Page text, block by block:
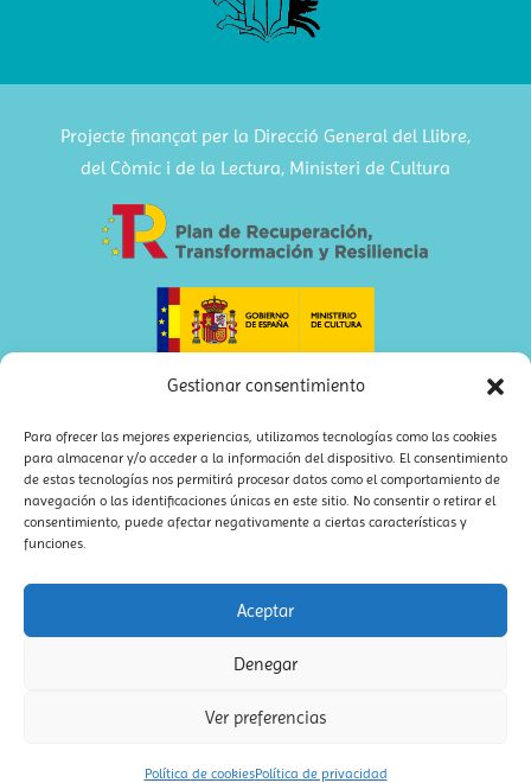
Gestionar consentimiento
Para ofrecer las mejores experiencias, utilizamos tecnologías como las cookies
para almacenar y/o acceder a la información del dispositivo. El consentimiento
de estas tecnologías nos permitirá procesar datos como el comportamiento de
navegación o las identificaciones únicas en este sitio. No consentir o retirar el
consentimiento, puede afectar negativamente a ciertas características y
funciones.
Aceptar
Denegar
Ver preferencias
Política de cookiesPolítica de privacidad
Projecte finançat per la Direcció General del Llibre,
del Còmic i de la Lectura, Ministeri de Cultura
bookolia – Editorial libros infantiles